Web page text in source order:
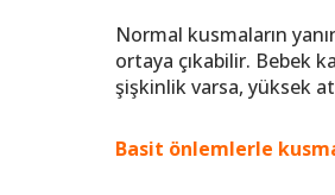
Normal kusmaların
ortaya çıkabilir. Bebek
şişkinlik varsa, yüksek
Basit önlemlerle